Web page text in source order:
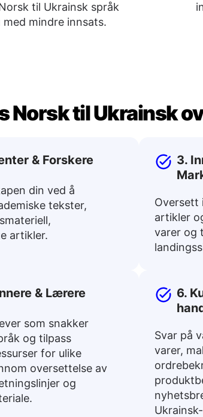
til Ukrainsk språk
med mindre innsats.
Norsk til Ukrainsk
& Forskere
din ved å
tekster,
artikler.
3.
Oversett
artikler
varer og
& Lærere
som snakker
og tilpass
for ulike
oversettelse av
og
6.
Svar på
varer,